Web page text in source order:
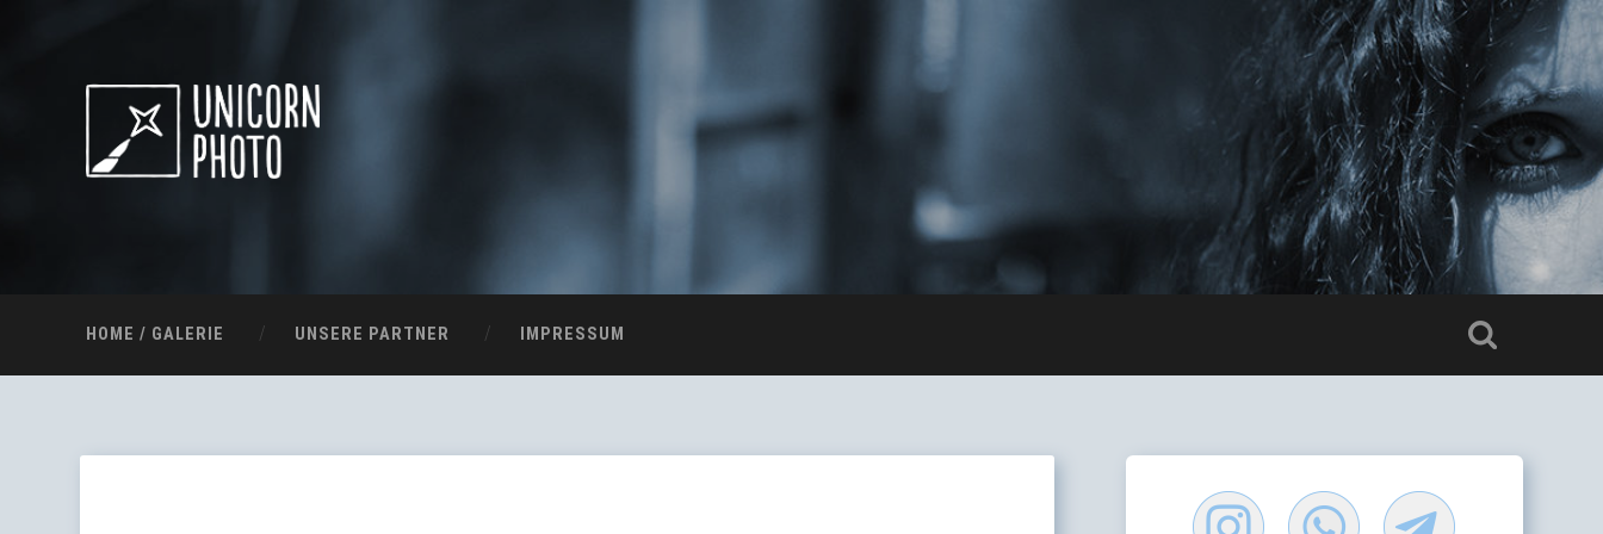
HOME / GALERIE UNSERE PARTNER IMPRESSUM